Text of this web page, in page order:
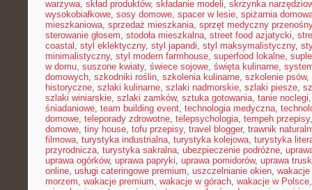
warzywa, skład produktów, składanie modeli, skrzynka
wysokobiałkowe, sosy domowe, spacer w lesie, spiżarnia
mieszkaniowa, sprzedaż mieszkania, sprzęt medyczny przenośny
sterowanie głosem, stodoła mieszkalna, street food azjatycki,
coastal , styl eklektyczny, styl japandi, styl maksymalistyczny,
minimalistyczny, styl modern farmhouse, superfood lokalne,
w domu, suszone kwiaty, świece sojowe, święta kulinarne,
domowych, szkodniki roślin, szkolenia kulinarne, szkolenie psów,
historyczne, szlaki kulinarne, szlaki nadmorskie, szlaki piesze,
szlaki winiarskie, szlaki zamków, sztuka gotowania, tanie noclegi
śniadaniowe, team building event, technologia medyczna,
domowe, teleporady zdrowotne, telepsychologia, tempeh przepisy
domowe, tiny house, tofu przepisy, travel blogger, trawnik
filmowa, turystyka industrialna, turystyka kolejowa, turystyka
przyrodnicza, turystyka sakralna, ubezpieczenie podróżne,
uprawa ogórków, uprawa papryki, uprawa pomidorów, uprawa
online, usługi cateringowe premium, uszczelnianie okien,
morzem, wakacje premium, wakacje w górach, wakacje w Polsce